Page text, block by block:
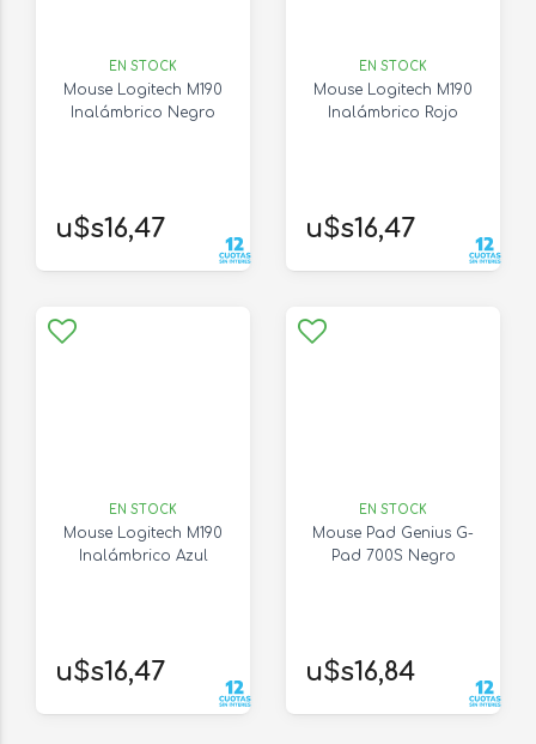
EN STOCK
Mouse Logitech M190
Inalámbrico Negro
u$s16,47
EN STOCK
Mouse Logitech M190
Inalámbrico Rojo
u$s16,47
EN STOCK
Mouse Logitech M190
Inalámbrico Azul
u$s16,47
EN STOCK
Mouse Pad Genius G-
Pad 700S Negro
u$s16,84